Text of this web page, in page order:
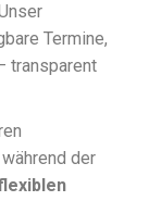
Termine,
transparent
der